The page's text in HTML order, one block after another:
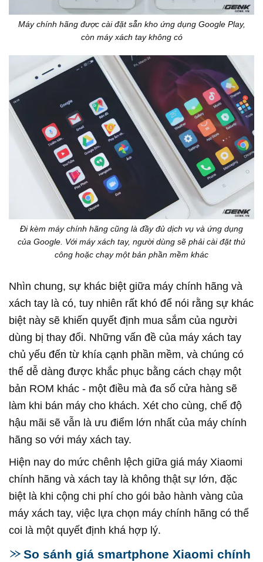
Máy chính hãng được cài đặt sẵn kho ứng dụng Google Play,
còn máy xách tay không có
Đi kèm máy chính hãng cũng là đầy đủ dịch vụ và ứng dụng
của Google. Với máy xách tay, người dùng sẽ phải cài đặt thủ
công hoặc chạy một bản phần mềm khác
Nhìn chung, sự khác biệt giữa máy chính hãng và
xách tay là có, tuy nhiên rất khó để nói rằng sự khác
biệt này sẽ khiến quyết định mua sắm của người
dùng bị thay đổi. Những vấn đề của máy xách tay
chủ yếu đến từ khía cạnh phần mềm, và chúng có
thể dễ dàng được khắc phục bằng cách chạy một
bản ROM khác - một điều mà đa số cửa hàng sẽ
làm khi bán máy cho khách. Xét cho cùng, chế độ
hậu mãi sẽ vẫn là ưu điểm lớn nhất của máy chính
hãng so với máy xách tay.
Hiện nay do mức chênh lệch giữa giá máy Xiaomi
chính hãng và xách tay là không thật sự lớn, đặc
biệt là khi cộng chi phí cho gói bảo hành vàng của
máy xách tay, việc lựa chọn máy chính hãng có thể
coi là một quyết định khá hợp lý.
So sánh giá smartphone Xiaomi chính